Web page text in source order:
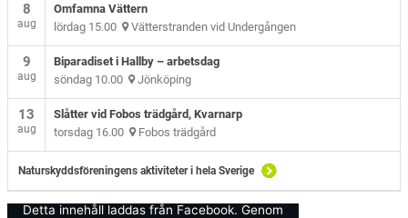
8
aug
Omfamna Vättern
lördag 15.00 Vätterstranden vid Undergången
9
aug
Biparadiset i Hallby – arbetsdag
söndag 10.00 Jönköping
13
aug
Slåtter vid Fobos trädgård, Kvarnarp
torsdag 16.00 Fobos trädgård
Naturskyddsföreningens aktiviteter i hela Sverige
Detta innehåll laddas från Facebook. Genom